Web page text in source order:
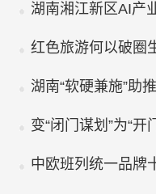
湖南湘江新区AI产
红色旅游何以破圈
湖南“软硬兼施”助
变“闭门谋划”为“
中欧班列统一品牌